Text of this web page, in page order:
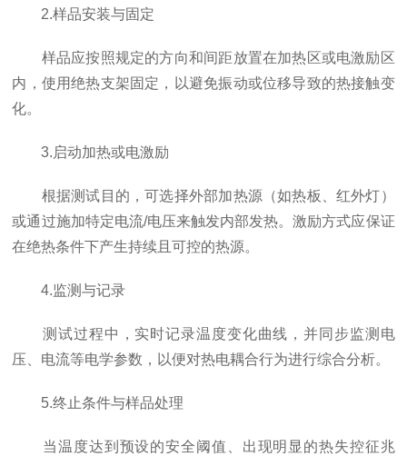
2.样品安装与固定
样品应按照规定的方向和间距放置在加热区或电激励区
内，使用绝热支架固定，以避免振动或位移导致的热接触变
化。
3.启动加热或电激励
根据测试目的，可选择外部加热源（如热板、红外灯）
或通过施加特定电流/电压来触发内部发热。激励方式应保证
在绝热条件下产生持续且可控的热源。
4.监测与记录
测试过程中，实时记录温度变化曲线，并同步监测电
压、电流等电学参数，以便对热电耦合行为进行综合分析。
5.终止条件与样品处理
当温度达到预设的安全阈值、出现明显的热失控征兆